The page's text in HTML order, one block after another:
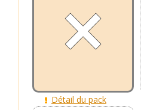
Détail du pack